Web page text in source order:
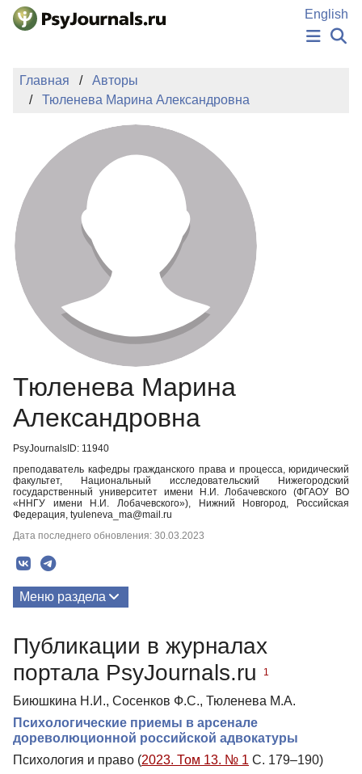
Перейти к основному содержанию
English
ИЗДАНИЯ
АВТОРЫ
ПОДАТЬ РУКОПИСЬ
БАЗА ЗНАНИЙ
КЛЮЧЕВЫЕ СЛОВА
Регистрация
Главная
Авторы
Тюленева Марина Александровна
Тюленева Марина
Александровна
PsyJournalsID: 11940
преподаватель кафедры гражданского права и процесса, юридический
факультет, Национальный исследовательский Нижегородский
государственный университет имени Н.И. Лобачевского (ФГАОУ ВО
«ННГУ имени Н.И. Лобачевского»), Нижний Новгород, Российская
Федерация, tyuleneva_ma@mail.ru
Дата последнего обновления: 30.03.2023
Меню раздела
Публикации в журналах
портала PsyJournals.ru
1
Биюшкина Н.И., Сосенков Ф.С., Тюленева М.А.
Психологические приемы в арсенале
дореволюционной российской адвокатуры
Психология и право (2023. Том 13. № 1 С. 179–190)